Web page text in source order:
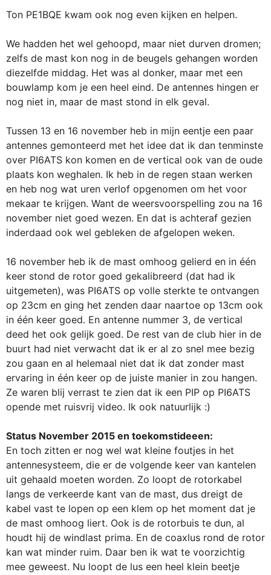
Ton PE1BQE kwam ook nog even kijken en helpen.
We hadden het wel gehoopd, maar niet durven dromen;
zelfs de mast kon nog in de beugels gehangen worden
diezelfde middag. Het was al donker, maar met een
bouwlamp kom je een heel eind. De antennes hingen er
nog niet in, maar de mast stond in elk geval.
Tussen 13 en 16 november heb in mijn eentje een paar
antennes gemonteerd met het idee dat ik dan tenminste
over PI6ATS kon komen en de vertical ook van de oude
plaats kon weghalen. Ik heb in de regen staan werken
en heb nog wat uren verlof opgenomen om het voor
mekaar te krijgen. Want de weersvoorspelling zou na 16
november niet goed wezen. En dat is achteraf gezien
inderdaad ook wel gebleken de afgelopen weken.
16 november heb ik de mast omhoog gelierd en in één
keer stond de rotor goed gekalibreerd (dat had ik
uitgemeten), was PI6ATS op volle sterkte te ontvangen
op 23cm en ging het zenden daar naartoe op 13cm ook
in één keer goed. En antenne nummer 3, de vertical
deed het ook gelijk goed. De rest van de club hier in de
buurt had niet verwacht dat ik er al zo snel mee bezig
zou gaan en al helemaal niet dat ik dat zonder mast
ervaring in één keer op de juiste manier in zou hangen.
Ze waren blij verrast te zien dat ik een PIP op PI6ATS
opende met ruisvrij video. Ik ook natuurlijk :)
Status November 2015 en toekomstideeen:
En toch zitten er nog wel wat kleine foutjes in het
antennesysteem, die er de volgende keer van kantelen
uit gehaald moeten worden. Zo loopt de rotorkabel
langs de verkeerde kant van de mast, dus dreigt de
kabel vast te lopen op een klem op het moment dat je
de mast omhoog liert. Ook is de rotorbuis te dun, al
houdt hij de windlast prima. En de coaxlus rond de rotor
kan wat minder ruim. Daar ben ik wat te voorzichtig
mee geweest. Nu loopt de lus een heel klein beetje